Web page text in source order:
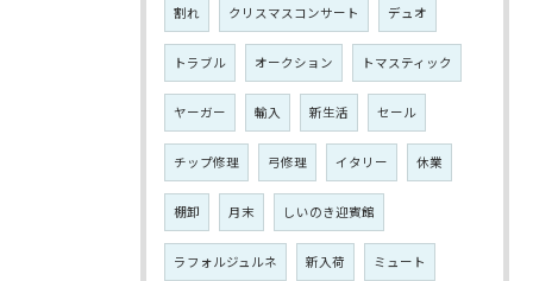
割れ クリスマスコンサート デュオ
トラブル オークション トマスティック
ヤーガー 輸入 新生活 セール
チップ修理 弓修理 イタリー 休業
棚卸 月末 しいのき迎賓館
ラフォルジュルネ 新入荷 ミュート